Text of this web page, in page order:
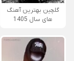
گلچین بهترین آهنگ
های سال 1405